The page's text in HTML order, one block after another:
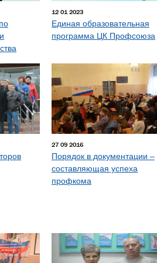
12 01 2023
Единая образовательная
программа ЦК Профсоюза
27 09 2016
Порядок в документации –
составляющая успеха
профкома